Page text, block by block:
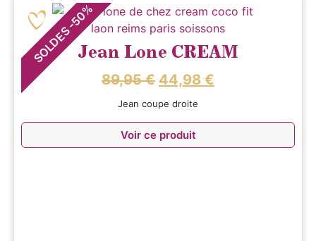
SOLDES
-
50
%
Jean Lone CREAM
89,95€ 44,98 €
Jean coupe droite
Voir ce produit